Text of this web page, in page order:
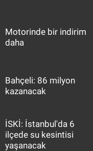
Motorinde bir indirim
daha
Bahçeli: 86 milyon
kazanacak
İSKİ: İstanbul'da 6
ilçede su kesintisi
yaşanacak